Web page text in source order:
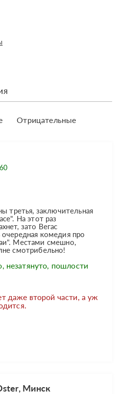
Отрицательные
третья, заключительная
На этот раз
зато Вегас
комедия про
Местами смешно,
смотрибельно!
незатянуто, пошлости
даже второй части, а уж
Минск